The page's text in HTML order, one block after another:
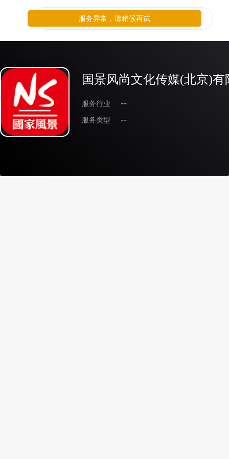
国景风尚文化传媒(北京)有
服务行业
--
服务类型
--
服务异常，请稍候再试